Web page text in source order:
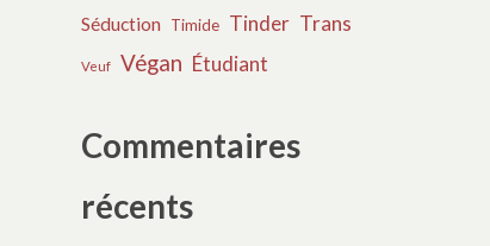
Séduction Timide Tinder Trans
Veuf Végan Étudiant
Commentaires
récents